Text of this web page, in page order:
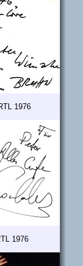
1976
1976